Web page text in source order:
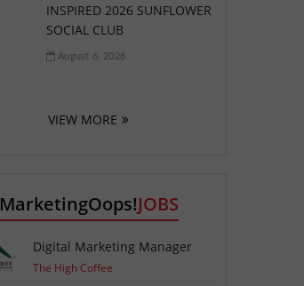
INSPIRED 2026 SUNFLOWER
SOCIAL CLUB
August 6, 2026
VIEW MORE
MarketingOops!JOBS
Digital Marketing Manager
The High Coffee